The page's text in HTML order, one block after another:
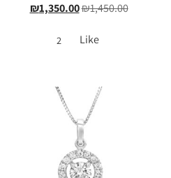
₪1,450.00
₪1,350.00
Like
2